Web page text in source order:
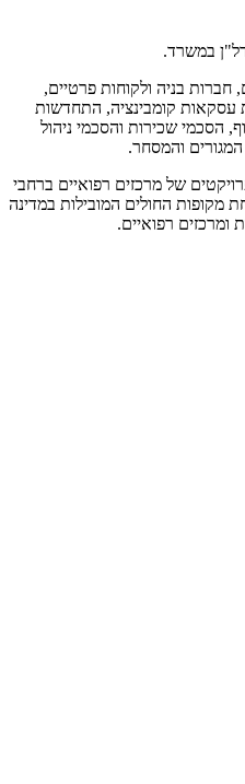
במשרד.
חברות בניה ולקוחות פרטיים,
עסקאות קומבינציה, התחדשות
הסכמי שכירות והסכמי ניהול
המגורים והמסחר.
של מרכזים רפואיים ברחבי
מקופות החולים המובילות במדינה
רפואיים.